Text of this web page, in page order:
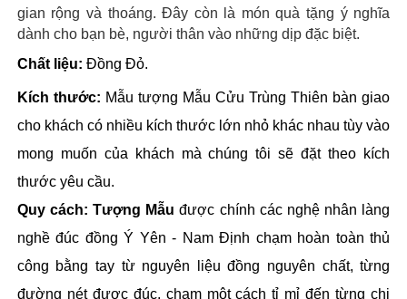
gian rộng và thoáng.Đây còn là món quà tặng ý nghĩa
dành cho bạn bè, người thân vào những dịp đặc biệt.
Chất liệu: Đồng Đỏ.
Kích thước: Mẫu tượng Mẫu Cửu Trùng Thiên bàn giao
cho khách có nhiều kích thước lớn nhỏ khác nhau tùy vào
mong muốn của khách mà chúng tôi sẽ đặt theo kích
thước yêu cầu.
Quy cách: Tượng Mẫu được chính các nghệ nhân làng
nghề đúc đồng Ý Yên - Nam Định chạm hoàn toàn thủ
công bằng tay từ nguyên liệu đồng nguyên chất, từng
đường nét được đúc, chạm một cách tỉ mỉ đến từng chi